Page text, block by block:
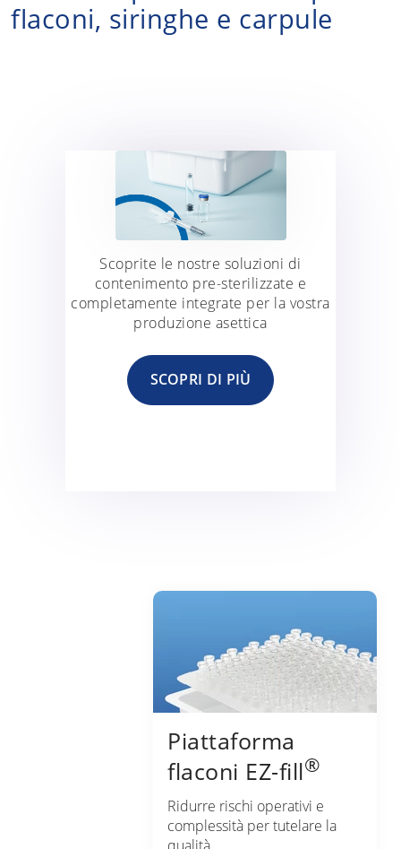
flaconi, siringhe e carpule
Scoprite le nostre soluzioni di
contenimento pre-sterilizzate e
completamente integrate per la vostra
produzione asettica
SCOPRI DI PIÙ
Piattaforma
flaconi EZ-fill®
Ridurre rischi operativi e
complessità per tutelare la